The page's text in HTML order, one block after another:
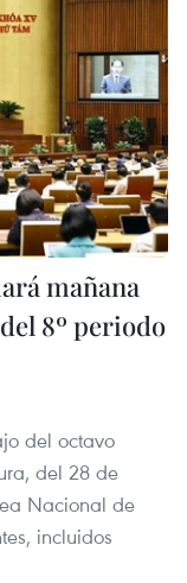
mañana
8º periodo
del octavo
del 28 de
Nacional de
incluidos